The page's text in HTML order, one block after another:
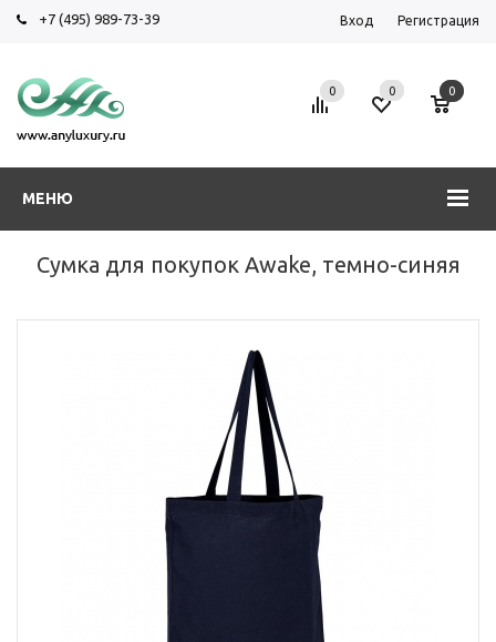
+7 (495) 989-73-39 Вход Регистрация
МЕНЮ
0 0 0
Сумка для покупок Awake, темно-синяя